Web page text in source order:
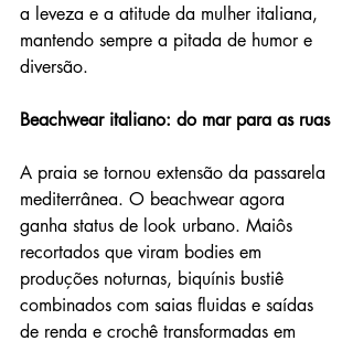
a leveza e a atitude da mulher italiana,
mantendo sempre a pitada de humor e
diversão.
Beachwear italiano: do mar para as ruas
A praia se tornou extensão da passarela
mediterrânea. O beachwear agora
ganha status de look urbano. Maiôs
recortados que viram bodies em
produções noturnas, biquínis bustiê
combinados com saias fluidas e saídas
de renda e crochê transformadas em